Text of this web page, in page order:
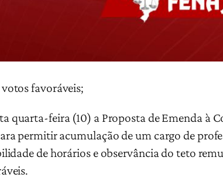
favoráveis;
quarta-feira (10) a Proposta de Emenda à
permitir acumulação de um cargo de
de horários e observância do teto